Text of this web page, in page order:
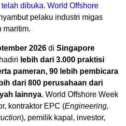
dibuka. World Offshore
pelaku industri migas
maritim.
2026 di Singapore
lebih dari 3.000 praktisi
pameran, 90 lebih pembicara
dari 800 perusahaan dari
lainnya. World Offshore Week
kontraktor EPC (Engineering,
), pemilik kapal, investor,